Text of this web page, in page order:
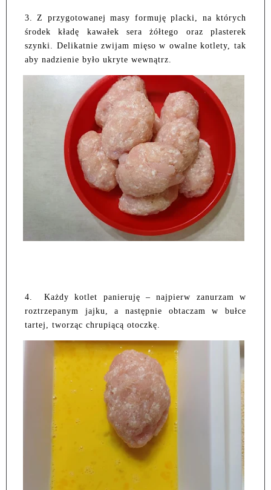
3. Z przygotowanej masy formuję placki, na których
środek kładę kawałek sera żółtego oraz plasterek
szynki. Delikatnie zwijam mięso w owalne kotlety, tak
aby nadzienie było ukryte wewnątrz.
4. Każdy kotlet panieruję – najpierw zanurzam w
roztrzepanym jajku, a następnie obtaczam w bułce
tartej, tworząc chrupiącą otoczkę.